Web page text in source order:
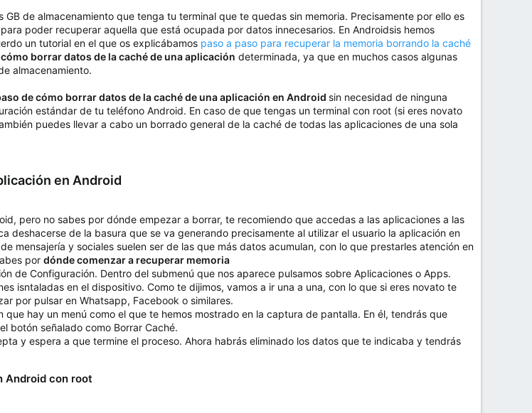
de almacenamiento que tenga tu terminal que te quedas sin memoria. Precisamente por ello es
poder recuperar aquella que está ocupada por datos innecesarios. En Androidsis hemos
un tutorial en el que os explicábamos paso a paso para recuperar la memoria borrando la caché
cómo borrar datos de la caché de una aplicación determinada, ya que en muchos casos algunas
almacenamiento.
de cómo borrar datos de la caché de una aplicación en Android sin necesidad de ninguna
estándar de tu teléfono Android. En caso de que tengas un terminal con root (si eres novato
puedes llevar a cabo un borrado general de la caché de todas las aplicaciones de una sola
en Android
pero no sabes por dónde empezar a borrar, te recomiendo que accedas a las aplicaciones a las
deshacerse de la basura que se va generando precisamente al utilizar el usuario la aplicación en
mensajería y sociales suelen ser de las que más datos acumulan, con lo que prestarles atención en
por dónde comenzar a recuperar memoria
de Configuración. Dentro del submenú que nos aparece pulsamos sobre Aplicaciones o Apps.
isntaladas en el dispositivo. Como te dijimos, vamos a ir una a una, con lo que si eres novato te
por pulsar en Whatsapp, Facebook o similares.
hay un menú como el que te hemos mostrado en la captura de pantalla. En él, tendrás que
botón señalado como Borrar Caché.
y espera a que termine el proceso. Ahora habrás eliminado los datos que te indicaba y tendrás
Android con root